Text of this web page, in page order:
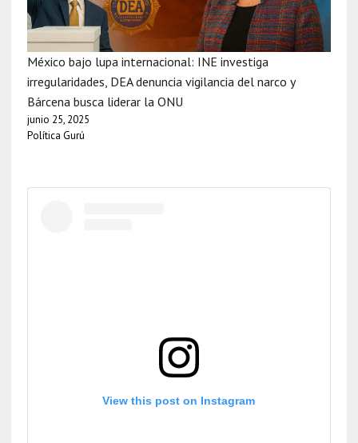
México bajo lupa internacional: INE investiga
irregularidades, DEA denuncia vigilancia del narco y
Bárcena busca liderar la ONU
junio 25, 2025
Política Gurú
View this post on Instagram